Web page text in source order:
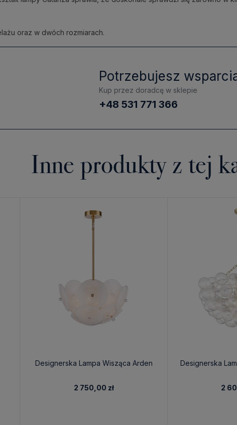
oraz w dwóch rozmiarach.
Potrzebujesz
Kup przez doradcę w sklepie
+48 531 771 366
Inne produkty z tej
Designerska Lampa Wisząca Arden
2 750,00 zł
Designerska
2